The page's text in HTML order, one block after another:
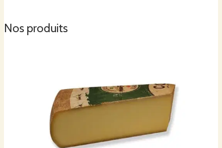
Nos produits